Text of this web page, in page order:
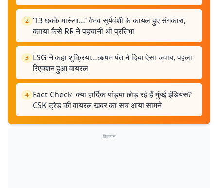
2 ’13 छक्के मारूंगा…’ वैभव सूर्यवंशी के कायल हुए संगकारा,
बताया कैसे RR ने पहचानी थी प्रतिभा
3 LSG ने कहा शुक्रिया…ऋषभ पंत ने दिया ऐसा जवाब, पहला
रिएक्शन हुआ वायरल
4 Fact Check: क्या हार्दिक पांड्या छोड़ रहे हैं मुंबई इंडियंस?
CSK ट्रेड की वायरल खबर का सच आया सामने
विज्ञापन